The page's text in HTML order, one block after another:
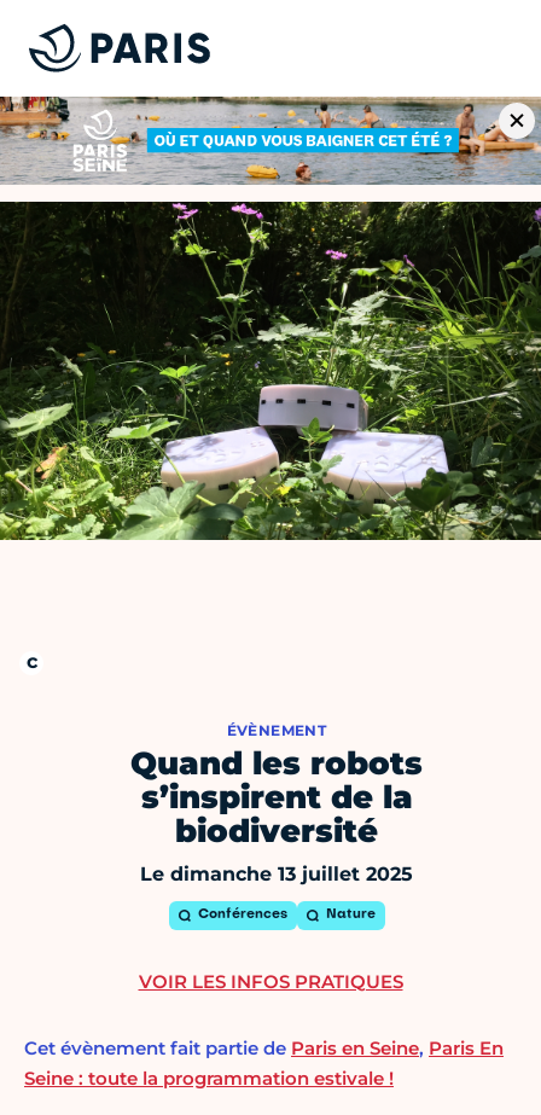
ÉVÈNEMENT
Quand les robots
s’inspirent de la
biodiversité
Le dimanche 13 juillet 2025
Conférences Nature
Cet évènement fait partie de Paris en Seine, Paris En
Seine : toute la programmation estivale !
VOIR LES INFOS PRATIQUES